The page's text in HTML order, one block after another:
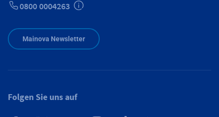
0800 0004263
Mainova Newsletter
Folgen Sie uns auf